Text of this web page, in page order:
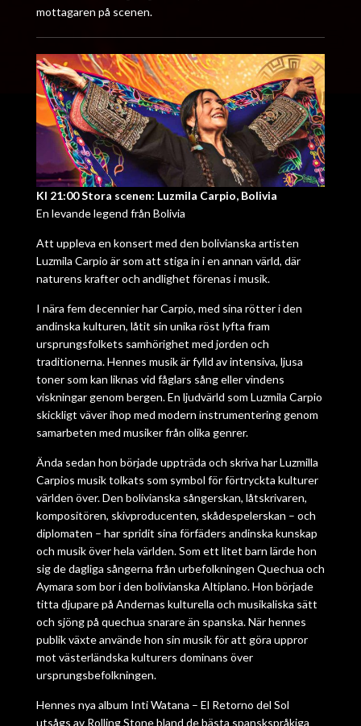
mottagaren på scenen.
Kl 21:00 Stora scenen: Luzmila Carpio, Bolivia
En levande legend från Bolivia
Att uppleva en konsert med den bolivianska artisten
Luzmila Carpio är som att stiga in i en annan värld, där
naturens krafter och andlighet förenas i musik.
I nära fem decennier har Carpio, med sina rötter i den
andinska kulturen, låtit sin unika röst lyfta fram
ursprungsfolkets samhörighet med jorden och
traditionerna. Hennes musik är fylld av intensiva, ljusa
toner som kan liknas vid fåglars sång eller vindens
viskningar genom bergen. En ljudvärld som Luzmila Carpio
skickligt väver ihop med modern instrumentering genom
samarbeten med musiker från olika genrer.
Ända sedan hon började uppträda och skriva har Luzmilla
Carpios musik tolkats som symbol för förtryckta kulturer
världen över. Den bolivianska sångerskan, låtskrivaren,
kompositören, skivproducenten, skådespelerskan – och
diplomaten – har spridit sina förfäders andinska kunskap
och musik över hela världen. Som ett litet barn lärde hon
sig de dagliga sångerna från urbefolkningen Quechua och
Aymara som bor i den bolivianska Altiplano. Hon började
titta djupare på Andernas kulturella och musikaliska sätt
och sjöng på quechua snarare än spanska. När hennes
publik växte använde hon sin musik för att göra uppror
mot västerländska kulturers dominans över
ursprungsbefolkningen.
Hennes nya album Inti Watana – El Retorno del Sol
utsågs av Rolling Stone bland de bästa spanskspråkiga